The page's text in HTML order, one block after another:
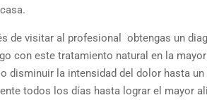
de visitar al profesional obtengas un
con este tratamiento natural en la
disminuir la intensidad del dolor hasta un
todos los días hasta lograr el mayor